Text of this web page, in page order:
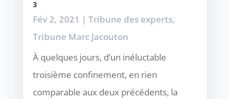
3
Fév 2, 2021 | Tribune des experts,
Tribune Marc Jacouton
À quelques jours, d’un inéluctable
troisième confinement, en rien
comparable aux deux précédents, la